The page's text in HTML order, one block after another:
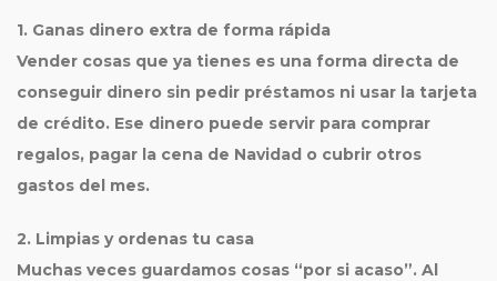
1. Ganas dinero extra de forma rápida
Vender cosas que ya tienes es una forma directa de
conseguir dinero sin pedir préstamos ni usar la tarjeta
de crédito. Ese dinero puede servir para comprar
regalos, pagar la cena de Navidad o cubrir otros
gastos del mes.
2. Limpias y ordenas tu casa
Muchas veces guardamos cosas “por si acaso”. Al